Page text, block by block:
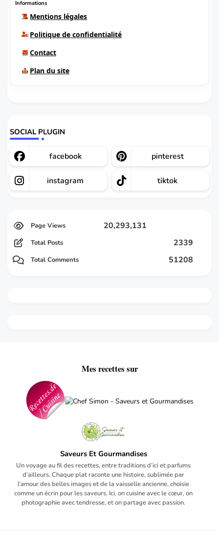
Informations
Mentions légales
Politique de confidentialité
Contact
Plan du site
SOCIAL PLUGIN
facebook pinterest
instagram tiktok
20,293,131
Total Posts 2339
Total Comments 51208
Mes recettes sur
Saveurs Et Gourmandises
Un voyage au fil des recettes, entre traditions d’ici et parfums
d’ailleurs. Chaque plat raconte une histoire, sublimée par
l’amour des belles images et de la vaisselle ancienne, choisie
comme un écrin pour les saveurs. Ici, on cuisine avec le cœur, on
photographie avec tendresse, et on partage avec passion.